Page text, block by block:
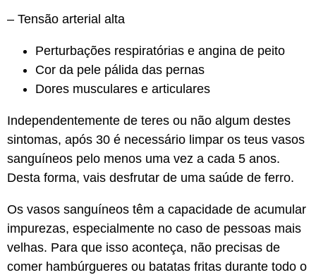
– Tensão arterial alta
Perturbações respiratórias e angina de peito
Cor da pele pálida das pernas
Dores musculares e articulares
Independentemente de teres ou não algum destes
sintomas, após 30 é necessário limpar os teus vasos
sanguíneos pelo menos uma vez a cada 5 anos.
Desta forma, vais desfrutar de uma saúde de ferro.
Os vasos sanguíneos têm a capacidade de acumular
impurezas, especialmente no caso de pessoas mais
velhas. Para que isso aconteça, não precisas de
comer hambúrgueres ou batatas fritas durante todo o